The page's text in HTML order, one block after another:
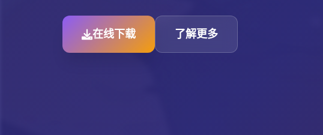
在线下载 了解更多